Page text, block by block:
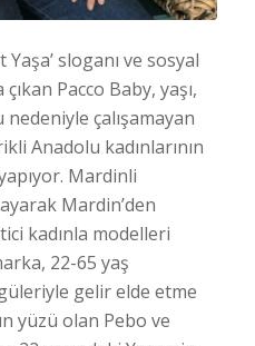
sloganı ve sosyal
Pacco Baby, yaşı,
nedeniyle çalışamayan
Anadolu kadınlarının
Mardinli
Mardin’den
kadınla modelleri
22-65 yaş
gelir elde etme
yüzü olan Pebo ve